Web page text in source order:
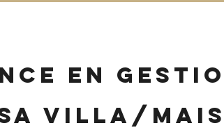
en
villa/